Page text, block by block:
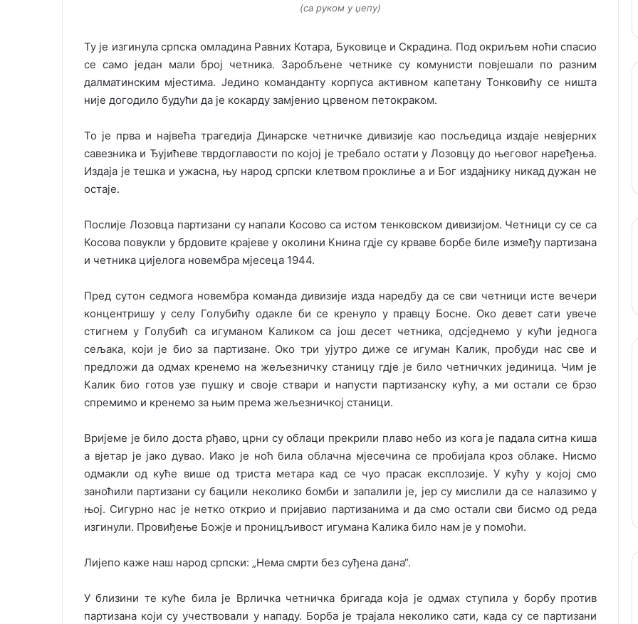
(са руком у џепу)
Ту је изгинула српска омладина Равних Котара, Буковице и Скрадина. Под окриљем ноћи спасио
се само један мали број четника. Заробљене четнике су комунисти повјешали по разним
далматинским мјестима. Једино команданту корпуса активном капетану Тонковићу се ништа
није догодило будући да је кокарду замјенио црвеном петокраком.
То је прва и највећа трагедија Динарске четничке дивизије као посљедица издаје невјерних
савезника и Ђујићеве тврдоглавости по којој је требало остати у Лозовцу до његовог наређења.
Издаја је тешка и ужасна, њу народ српски клетвом проклиње а и Бог издајнику никад дужан не
остаје.
Послије Лозовца партизани су напали Косово са истом тенковском дивизијом. Четници су се са
Косова повукли у брдовите крајеве у околини Книна гдје су крваве борбе биле између партизана
и четника цијелога новембра мјесеца 1944.
Пред сутон седмога новембра команда дивизије изда наредбу да се сви четници исте вечери
концентришу у селу Голубићу одакле би се кренуло у правцу Босне. Око девет сати увече
стигнем у Голубић са игуманом Каликом са још десет четника, одсједнемо у кући једнога
сељака, који је био за партизане. Око три ујутро диже се игуман Калик, пробуди нас све и
предложи да одмах кренемо на жељезничку станицу гдје је било четничких јединица. Чим је
Калик био готов узе пушку и своје ствари и напусти партизанску кућу, а ми остали се брзо
спремимо и кренемо за њим према жељезничкој станици.
Вријеме је било доста рђаво, црни су облаци прекрили плаво небо из кога је падала ситна киша
а вјетар је јако дувао. Иако је ноћ била облачна мјесечина се пробијала кроз облаке. Нисмо
одмакли од куће више од триста метара кад се чуо прасак експлозије. У кућу у којој смо
заноћили партизани су бацили неколико бомби и запалили је, јер су мислили да се налазимо у
њој. Сигурно нас је нетко открио и пријавио партизанима и да смо остали сви бисмо од реда
изгинули. Провиђење Божје и проницљивост игумана Калика било нам је у помоћи.
Лијепо каже наш народ српски: „Нема смрти без суђена дана“.
У близини те куће била је Врличка четничка бригада која је одмах ступила у борбу против
партизана који су учествовали у нападу. Борба је трајала неколико сати, када су се партизани